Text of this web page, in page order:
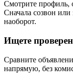
Смотрите профиль,
Сначала созвон
наоборот.
Ищете
Сравните
напрямую, без